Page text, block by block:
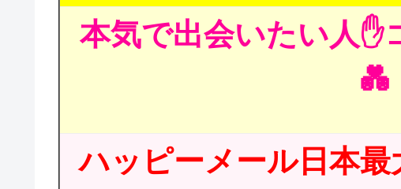
本気で出会いたい人✋
💑
ハッピーメール日本